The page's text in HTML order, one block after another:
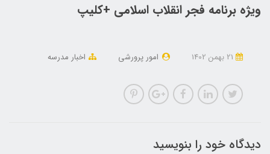
ویژه برنامه فجر انقلاب اسلامی +کلیپ
امور پرورشی اخبار مدرسه
دیدگاه خود را بنویسید